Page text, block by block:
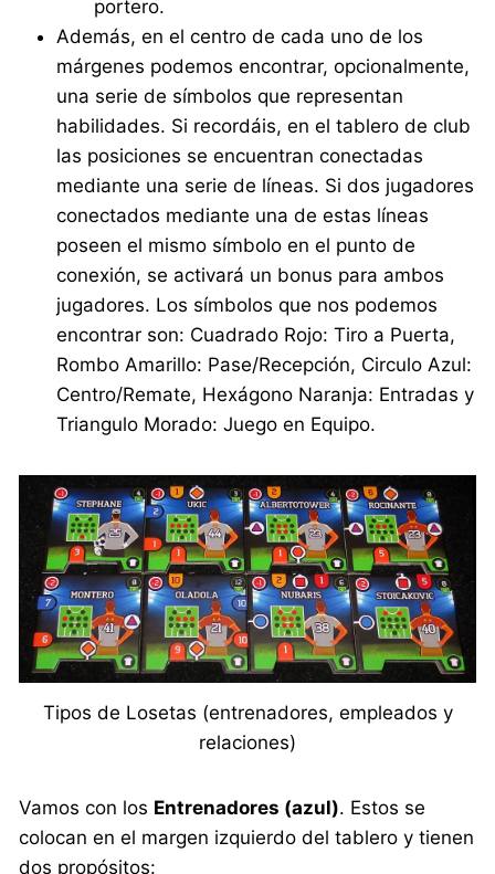
portero.
Además, en el centro de cada uno de los
márgenes podemos encontrar, opcionalmente,
una serie de símbolos que representan
habilidades. Si recordáis, en el tablero de club
las posiciones se encuentran conectadas
mediante una serie de líneas. Si dos jugadores
conectados mediante una de estas líneas
poseen el mismo símbolo en el punto de
conexión, se activará un bonus para ambos
jugadores. Los símbolos que nos podemos
encontrar son: Cuadrado Rojo: Tiro a Puerta,
Rombo Amarillo: Pase/Recepción, Circulo Azul:
Centro/Remate, Hexágono Naranja: Entradas y
Triangulo Morado: Juego en Equipo.
Tipos de Losetas (entrenadores, empleados y
relaciones)
Vamos con los Entrenadores (azul). Estos se
colocan en el margen izquierdo del tablero y tienen
dos propósitos: